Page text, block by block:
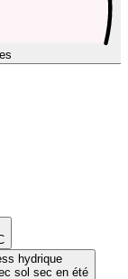
hydrique
sol sec en été